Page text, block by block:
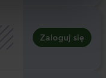
Zaloguj się